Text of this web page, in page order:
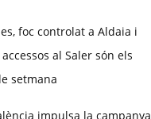
foc controlat a Aldaia i
al Saler són els
setmana
impulsa la campanya